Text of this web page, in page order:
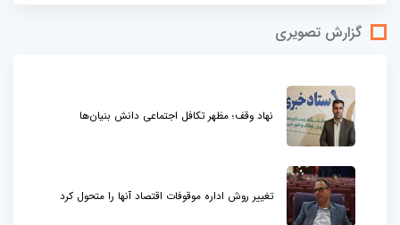
گزارش تصویری
نهاد وقف؛ مظهر تکافل اجتماعی دانش بنیان‌ها
تغییر روش اداره موقوفات اقتصاد آنها را متحول کرد